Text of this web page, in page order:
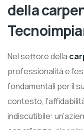
della
Nel settore della
professionalità e
fondamentali per il
contesto,
indiscutibile: